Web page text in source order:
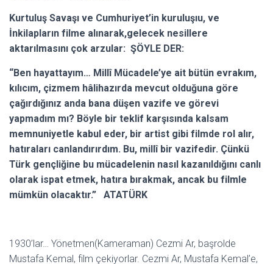
Kurtuluş Savaşı ve Cumhuriyet’in kuruluşıu, ve
İnkilapların filme alınarak,gelecek nesillere
aktarılmasını çok arzular: ŞÖYLE DER:
“Ben hayattayım… Millî Mücadele’ye ait bütün evrakım,
kılıcım, çizmem hâlihazırda mevcut olduğuna göre
çağırdığınız anda bana düşen vazife ve görevi
yapmadım mı? Böyle bir teklif karşısında kalsam
memnuniyetle kabul eder, bir artist gibi filmde rol alır,
hatıraları canlandırırdım. Bu, millî bir vazifedir. Çünkü
Türk gençliğine bu mücadelenin nasıl kazanıldığını canlı
olarak ispat etmek, hatıra bırakmak, ancak bu filmle
mümkün olacaktır.” ATATÜRK
1930’lar… Yönetmen(Kameraman) Cezmi Ar, başrolde
Mustafa Kemal, film çekiyorlar. Cezmi Ar, Mustafa Kemal’e,